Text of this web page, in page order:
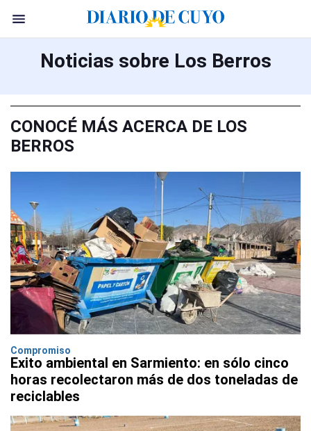
Noticias sobre Los Berros
CONOCÉ MÁS ACERCA DE LOS
BERROS
Compromiso
Exito ambiental en Sarmiento: en sólo cinco
horas recolectaron más de dos toneladas de
reciclables